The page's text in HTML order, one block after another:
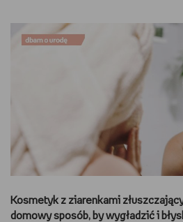
BACK TO SCHOOL
DBAM O URODĘ
TRENUJĘ
Kosmetyk z ziarenkami
domowy sposób, by wygładzić i